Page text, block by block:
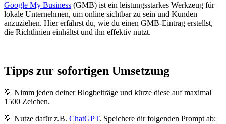
Google My Business (GMB) ist ein leistungsstarkes Werkzeug für
lokale Unternehmen, um online sichtbar zu sein und Kunden
anzuziehen. Hier erfährst du, wie du einen GMB-Eintrag erstellst,
die Richtlinien einhältst und ihn effektiv nutzt.
Tipps zur sofortigen Umsetzung
💡 Nimm jeden deiner Blogbeiträge und kürze diese auf maximal
1500 Zeichen.
💡 Nutze dafür z.B. ChatGPT. Speichere dir folgenden Prompt ab: